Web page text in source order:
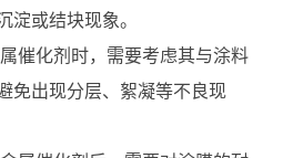
淀或结块现象。
催化剂时，需要考虑其与涂料
免出现分层、絮凝等不良现